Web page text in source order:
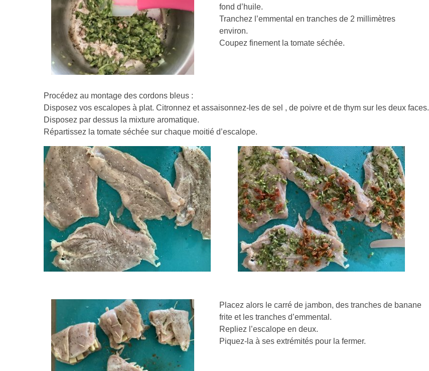
fond d’huile.
Tranchez l’emmental en tranches de 2 millimètres
environ.
Coupez finement la tomate séchée.
Procédez au montage des cordons bleus :
Disposez vos escalopes à plat. Citronnez et assaisonnez-les de sel , de poivre et de thym sur les deux faces.
Disposez par dessus la mixture aromatique.
Répartissez la tomate séchée sur chaque moitié d’escalope.
Placez alors le carré de jambon, des tranches de banane
frite et les tranches d’emmental.
Repliez l’escalope en deux.
Piquez-la à ses extrémités pour la fermer.